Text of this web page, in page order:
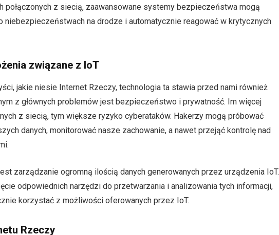
połączonych z siecią, zaawansowane systemy bezpieczeństwa mogą
niebezpieczeństwach na drodze i automatycznie reagować w krytycznych
związane z IoT
jakie niesie Internet Rzeczy, technologia ta stawia przed nami również
z głównych problemów jest bezpieczeństwo i prywatność. Im więcej
z siecią, tym większe ryzyko cyberataków. Hakerzy mogą próbować
danych, monitorować nasze zachowanie, a nawet przejąć kontrolę nad
zarządzanie ogromną ilością danych generowanych przez urządzenia IoT.
odpowiednich narzędzi do przetwarzania i analizowania tych informacji,
korzystać z możliwości oferowanych przez IoT.
Rzeczy